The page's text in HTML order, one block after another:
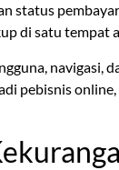
status
di satu tempat
pebisnis